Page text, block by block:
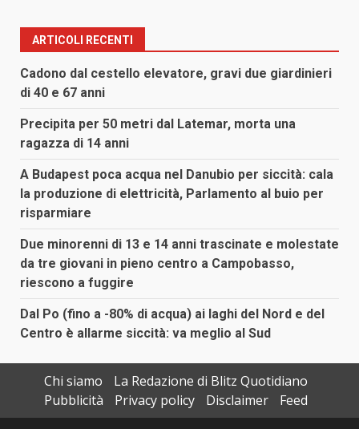
ARTICOLI RECENTI
Cadono dal cestello elevatore, gravi due giardinieri
di 40 e 67 anni
Precipita per 50 metri dal Latemar, morta una
ragazza di 14 anni
A Budapest poca acqua nel Danubio per siccità: cala
la produzione di elettricità, Parlamento al buio per
risparmiare
Due minorenni di 13 e 14 anni trascinate e molestate
da tre giovani in pieno centro a Campobasso,
riescono a fuggire
Dal Po (fino a -80% di acqua) ai laghi del Nord e del
Centro è allarme siccità: va meglio al Sud
Chi siamo
La Redazione di Blitz Quotidiano
Pubblicità
Privacy policy Disclaimer
Feed